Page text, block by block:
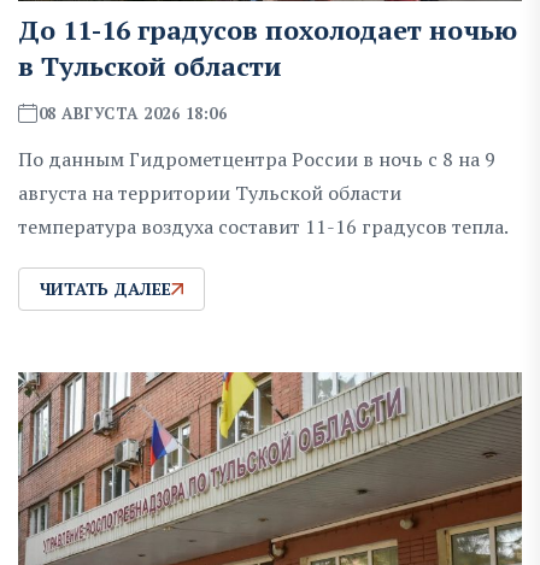
До 11-16 градусов похолодает ночью
в Тульской области
08 АВГУСТА 2026 18:06
По данным Гидрометцентра России в ночь с 8 на 9
августа на территории Тульской области
температура воздуха составит 11-16 градусов тепла.
ЧИТАТЬ ДАЛЕЕ